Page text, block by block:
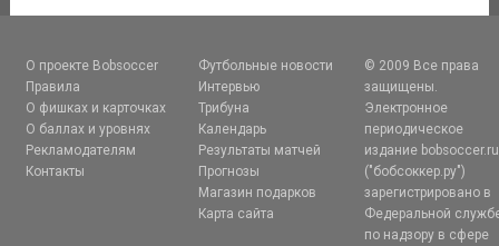
О проекте Bobsoccer
Правила
О фишках и карточках
О баллах и уровнях
Рекламодателям
Контакты
Футбольные новости
Интервью
Трибуна
Календарь
Результаты матчей
Прогнозы
Магазин подарков
Карта сайта
© 2009 Все права
защищены.
Электронное
периодическое
издание bobsoccer.ru
("бобсоккер.ру")
зарегистрировано в
Федеральной
по надзору в сфере